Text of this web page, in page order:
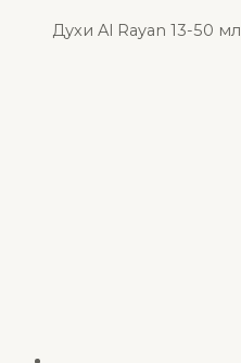
Духи Al Rayan 13-50 мл